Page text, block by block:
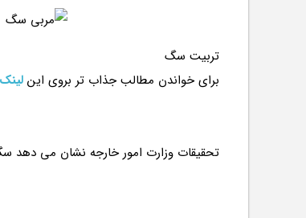
تربیت سگ
برای خواندن مطالب جذاب تر بروی این لینک